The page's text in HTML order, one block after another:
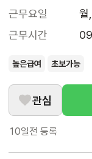
근무요일
월
근무시간
높은급여 초보가능
관심
10일전 등록